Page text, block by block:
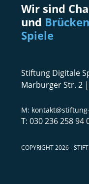
Wir sind
und
Spiele
Stiftung Digitale
Marburger Str. 2
030 236 258 94
COPYRIGHT 2026 -